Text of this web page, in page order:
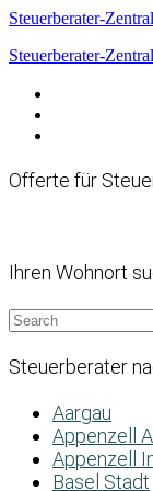
Steuerberater-
Steuerberater-
Offerte für
Ihren Wohnort
Steuerberater
Aargau
Appenzell
Appenzell
Basel Stadt